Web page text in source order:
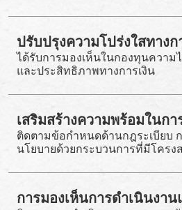
ปรับปรุงความโปร่งใสทางก
ได้รับการมองเห็นในกองทุนความ
และประสิทธิภาพทางการเงิน
เสริมสร้างความพร้อมในก
ติดตามข้อกำหนดด้านกฎระเบียบ
นโยบายด้วยกระบวนการที่มีโครง
การมองเห็นการดำเนินงา